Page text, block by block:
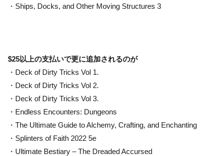
・Ships, Docks, and Other Moving Structures 3
$25以上の支払いで更に追加されるのが
・Deck of Dirty Tricks Vol 1.
・Deck of Dirty Tricks Vol 2.
・Deck of Dirty Tricks Vol 3.
・Endless Encounters: Dungeons
・The Ultimate Guide to Alchemy, Crafting, and Enchanting
・Splinters of Faith 2022 5e
・Ultimate Bestiary – The Dreaded Accursed